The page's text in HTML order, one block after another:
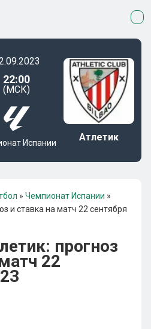
22:00
(МСК)
Испании Атлетик
» Чемпионат Испании »
и ставка на матч 22 сентября
прогноз
22